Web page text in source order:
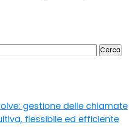
gestione delle chiamate
flessibile ed efficiente